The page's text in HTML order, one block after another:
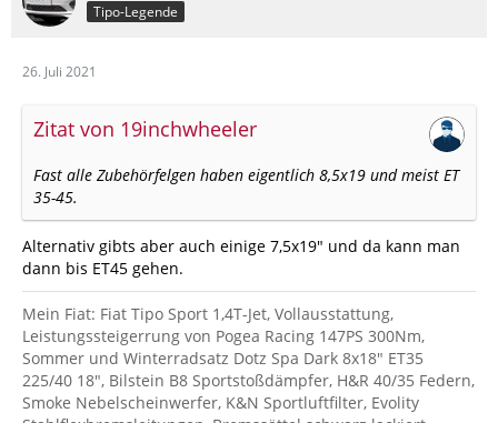
Tipo-Legende
26. Juli 2021
Zitat von 19inchwheeler
Fast alle Zubehörfelgen haben eigentlich 8,5x19 und meist ET
35-45.
Alternativ gibts aber auch einige 7,5x19" und da kann man
dann bis ET45 gehen.
Mein Fiat: Fiat Tipo Sport 1,4T-Jet, Vollausstattung,
Leistungssteigerrung von Pogea Racing 147PS 300Nm,
Sommer und Winterradsatz Dotz Spa Dark 8x18" ET35
225/40 18", Bilstein B8 Sportstoßdämpfer, H&R 40/35 Federn,
Smoke Nebelscheinwerfer, K&N Sportluftfilter, Evolity